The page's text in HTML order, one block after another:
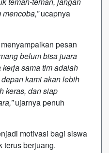
ucapnya
pesan
belum bisa juara
sama tim adalah
kami akan lebih
keras, dan siap
ujarnya penuh
motivasi bagi siswa
terus berjuang.